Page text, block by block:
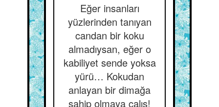
Eğer insanları
yüzlerinden tanıyan
candan bir koku
almadıysan, eğer o
kabiliyet sende yoksa
yürü… Kokudan
anlayan bir dimağa
sahip olmaya çalış!